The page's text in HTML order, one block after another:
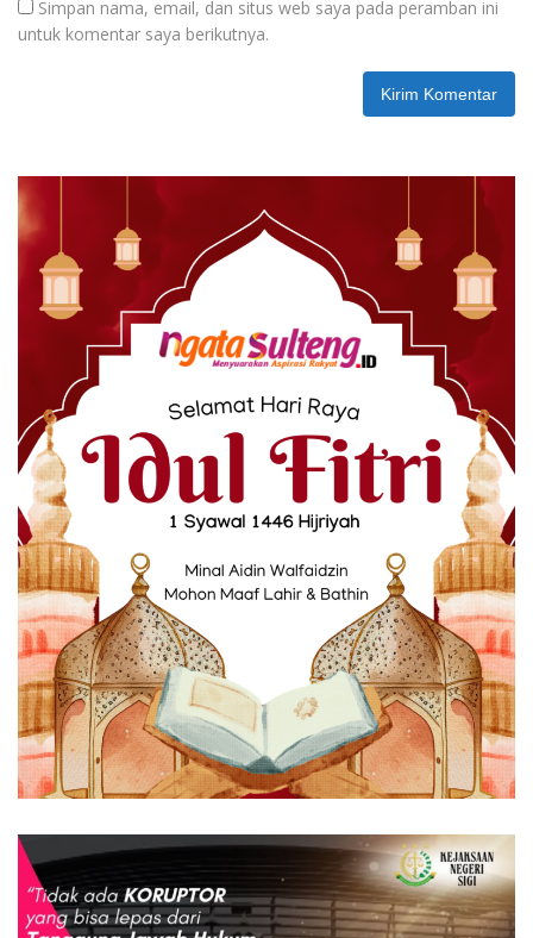
Simpan nama, email, dan situs web saya pada peramban ini
untuk komentar saya berikutnya.